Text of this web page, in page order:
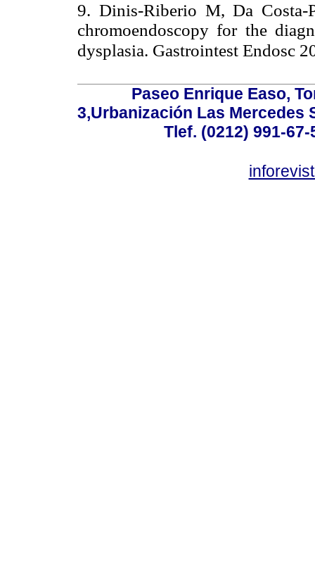
9. Dinis-Riberio M, Da
chromoendoscopy for the
dysplasia. Gastrointest Endosc
Paseo Enrique Easo,
3,Urbanización Las Mercedes
Tlef. (0212) 991-